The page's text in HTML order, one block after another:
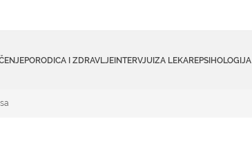
PORODICA I ZDRAVLJEINTERVJUIZA LEKAREPSIHOLOGIJA